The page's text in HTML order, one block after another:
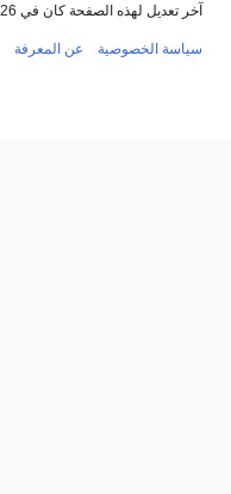
آخر تعديل لهذه الصفحة كان في 02:26, 28 ديسمبر 2013.
سياسة الخصوصية عن المعرفة